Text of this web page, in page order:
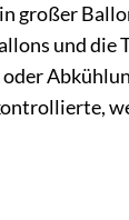
großer
und die